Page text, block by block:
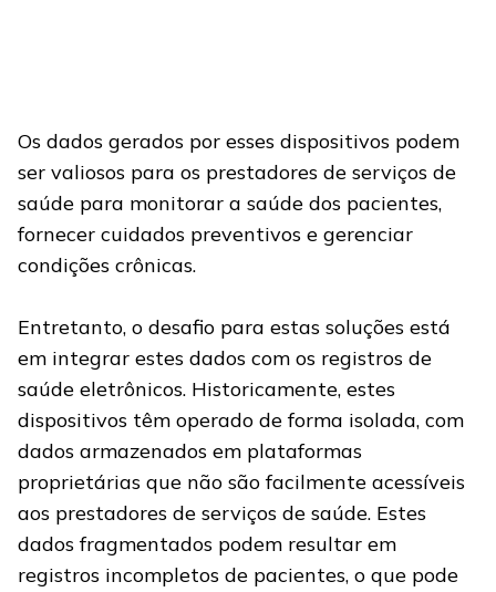
Os dados gerados por esses dispositivos podem
ser valiosos para os prestadores de serviços de
saúde para monitorar a saúde dos pacientes,
fornecer cuidados preventivos e gerenciar
condições crônicas.
Entretanto, o desafio para estas soluções está
em integrar estes dados com os registros de
saúde eletrônicos. Historicamente, estes
dispositivos têm operado de forma isolada, com
dados armazenados em plataformas
proprietárias que não são facilmente acessíveis
aos prestadores de serviços de saúde. Estes
dados fragmentados podem resultar em
registros incompletos de pacientes, o que pode